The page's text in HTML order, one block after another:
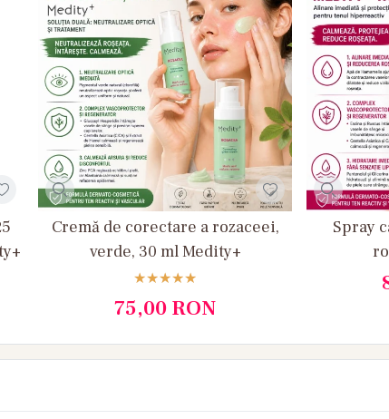
Cremă de corectare a rozaceei,
verde, 30 ml Medity+
75,00 RON
Spray